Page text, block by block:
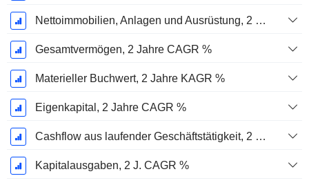
Nettoimmobilien, Anlagen und Ausrüstung, 2 Jahre. CAGR %
Gesamtvermögen, 2 Jahre CAGR %
Materieller Buchwert, 2 Jahre KAGR %
Eigenkapital, 2 Jahre CAGR %
Cashflow aus laufender Geschäftstätigkeit, 2 Jahre CAGR %
Kapitalausgaben, 2 J. CAGR %